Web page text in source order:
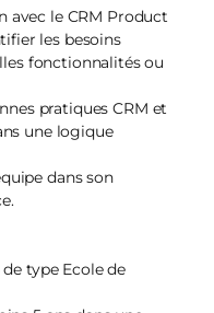
avec le CRM Product
les besoins
fonctionnalités ou
pratiques CRM et
une logique
dans son
type Ecole de